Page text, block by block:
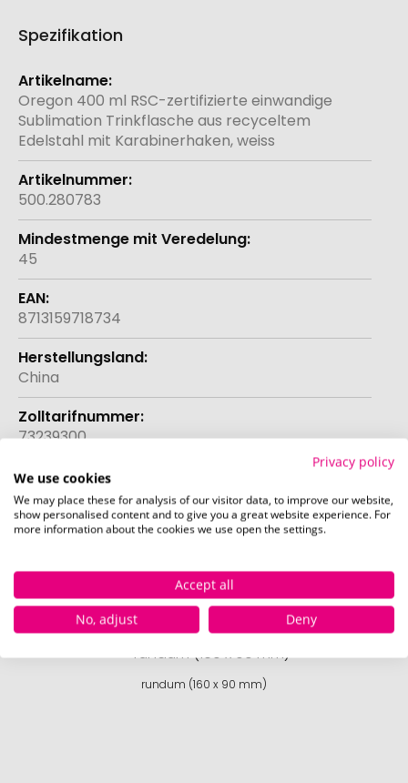
Spezifikation
Weitere
Informationen
Oregon 400 ml RSC-zertifizierte einwandige
Sublimation Trinkflasche aus recyceltem
Edelstahl mit Karabinerhaken, weiss
500.280783
45
8713159718734
China
73239300
Die bei diesem Produkt bedruckbaren Positionen
sind in den Bildern exemplarisch dargestellt.
rundum (160 x 90 mm)
Privacy policy
We use cookies
We may place these for analysis of our visitor data, to improve our website,
show personalised content and to give you a great website experience. For
more information about the cookies we use open the settings.
Accept all
No, adjust
Deny